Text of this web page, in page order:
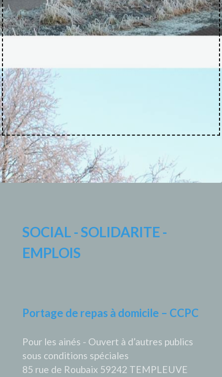
SOCIAL - SOLIDARITE -
EMPLOIS
Portage de repas à domicile – CCPC
Pour les ainés - Ouvert à d’autres publics
sous conditions spéciales
85 rue de Roubaix 59242 TEMPLEUVE